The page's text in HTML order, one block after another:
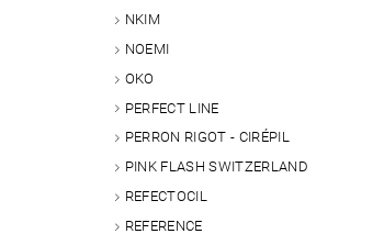
NKIM
NOEMI
OKO
PERFECT LINE
PERRON RIGOT - CIRÉPIL
PINK FLASH SWITZERLAND
REFECTOCIL
REFERENCE